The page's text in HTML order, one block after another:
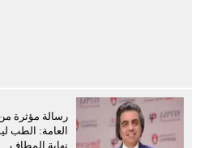
رسالة مؤثرة من
العامة: الطب
نهاية المطاف